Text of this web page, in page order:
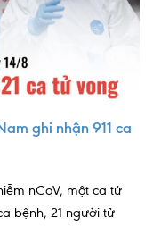
ghi nhận 911 ca
nCoV, một ca tử
bệnh, 21 người tử